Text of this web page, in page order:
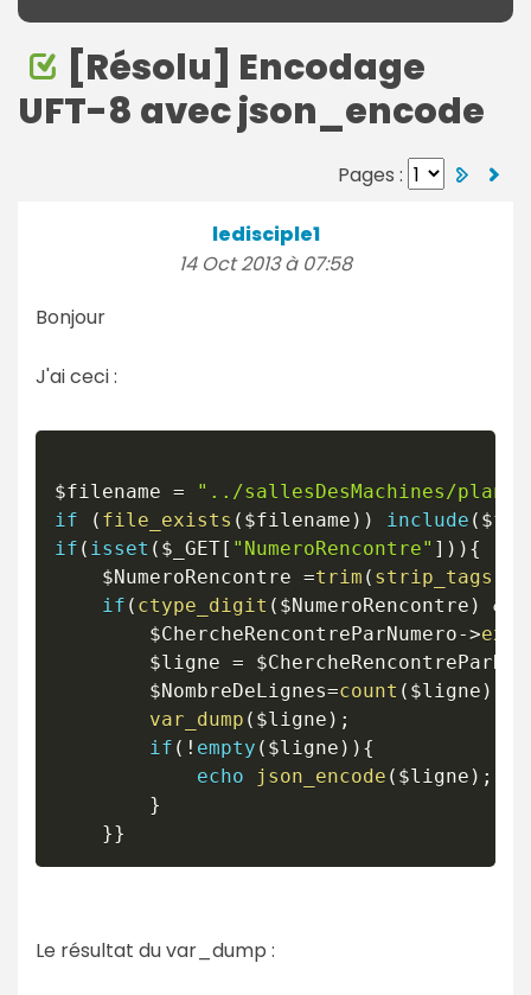
[Résolu] Encodage
UFT-8 avec json_encode
Pages :
ledisciple1
14 Oct 2013 à 07:58
Bonjour
J'ai ceci :
$filename =
"../sallesDesMachines/
if
( file_exists ( $filename ) ) include (
if ( isset ( $_GET[ "NumeroRencontre" ] ) ) {
$NumeroRencontre =trim ( strip_tags
if ( ctype_digit ( $NumeroRencontre ) &&
$ChercheRencontreParNumero->
$ligne =
$NombreDeLignes=count ( $ligne )
var_dump ( $ligne ) ;
if ( ! empty ( $ligne ) ) {
echo
json_encode ( $ligne ) ;
}
}}
Le résultat du var_dump :